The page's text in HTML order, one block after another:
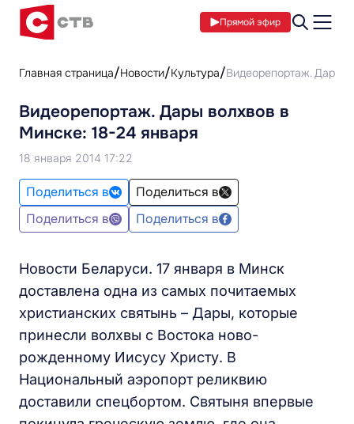
Прямой эфир
Главная страница Новости Культура Видеорепортаж. Дары
Видеорепортаж. Дары волхвов в
Минске: 18-24 января
18 января 2014 17:22
Поделиться в
Поделиться в
Поделиться в
Поделиться в
Новости Беларуси. 17 января в Минск
доставлена одна из самых почитаемых
христианских святынь – Дары, которые
принесли волхвы с Востока ново-
рожденному Иисусу Христу. В
Национальный аэропорт реликвию
доставили спецбортом. Святыня впервые